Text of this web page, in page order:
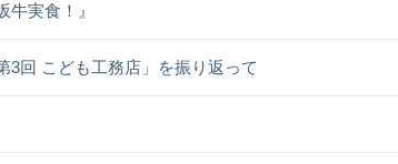
牛実食！』
3回 こども工務店」を振り返って